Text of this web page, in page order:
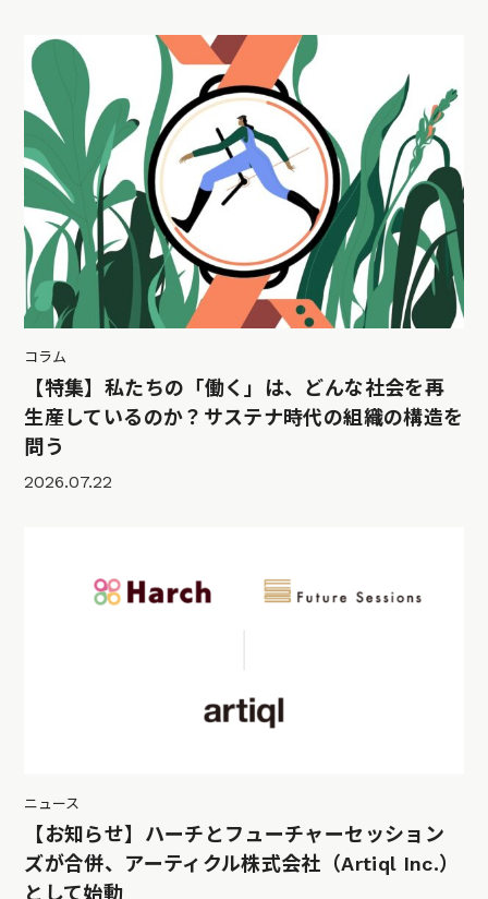
コラム
【特集】私たちの「働く」は、どんな社会を再
生産しているのか？サステナ時代の組織の構造を
問う
2026.07.22
ニュース
【お知らせ】ハーチとフューチャーセッション
ズが合併、アーティクル株式会社（Artiql Inc.）
として始動